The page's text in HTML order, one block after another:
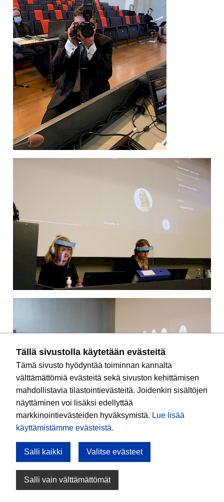
Tällä sivustolla käytetään evästeitä
Tämä sivusto hyödyntää toiminnan kannalta
välttämättömiä evästeitä sekä sivuston kehittämisen
mahdollistavia tilastointievästeitä. Joidenkin sisältöjen
näyttäminen voi lisäksi edellyttää
markkinointievästeiden hyväksymistä. Lue lisää
käyttämistämme evästeistä.​​​​​​
Salli kaikki
Salli vain välttämättömät
Valitse evästeet